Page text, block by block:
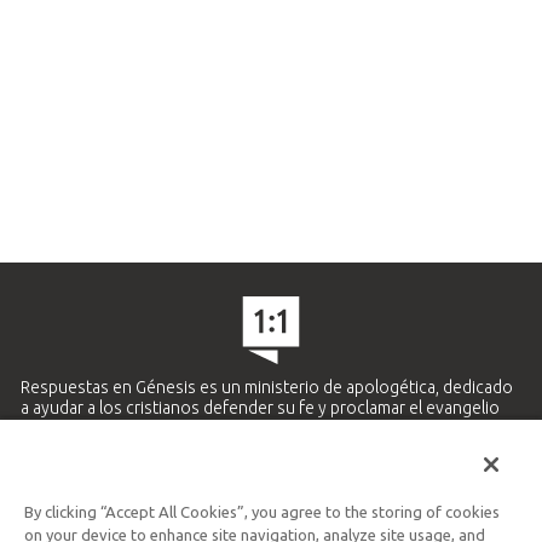
Respuestas en Génesis es un ministerio de apologética, dedicado
a ayudar a los cristianos defender su fe y proclamar el evangelio
Ministerio Hispano y Latinoamericano
By clicking “Accept All Cookies”, you agree to the storing of cookies
on your device to enhance site navigation, analyze site usage, and